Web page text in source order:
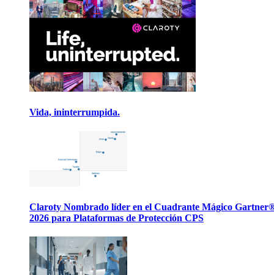
Vida, ininterrumpida.
Claroty Nombrado líder en el Cuadrante Mágico
2026 para Plataformas de Protección CPS